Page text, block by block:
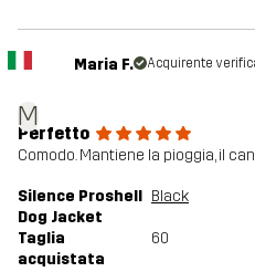
M
Maria F. Acquirente
Perfetto
Comodo. Mantiene la pioggia, il
Silence Proshell
Dog Jacket
Black
Taglia
acquistata
60